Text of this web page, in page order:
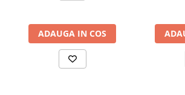
ADAUGA IN COS